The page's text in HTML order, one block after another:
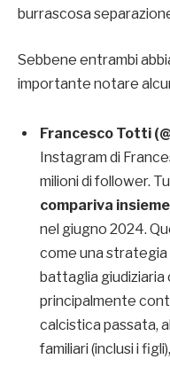
burrascosa
Sebbene entrambi
importante notare
Francesco Totti
Instagram di
milioni di follower.
compariva
nel giugno 2024.
come una strategia
battaglia giudiziaria
principalmente
calcistica passata,
familiari (inclusi i